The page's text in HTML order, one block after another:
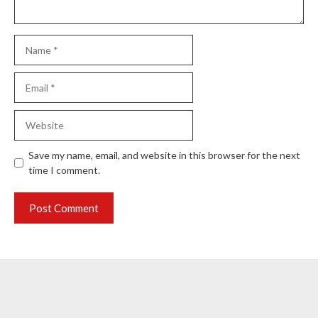
Save my name, email, and website in this browser for the next
time I comment.